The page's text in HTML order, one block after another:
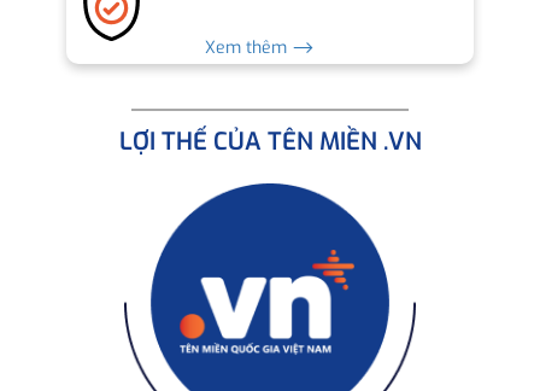
Xem thêm ⟶
LỢI THẾ CỦA TÊN MIỀN .VN